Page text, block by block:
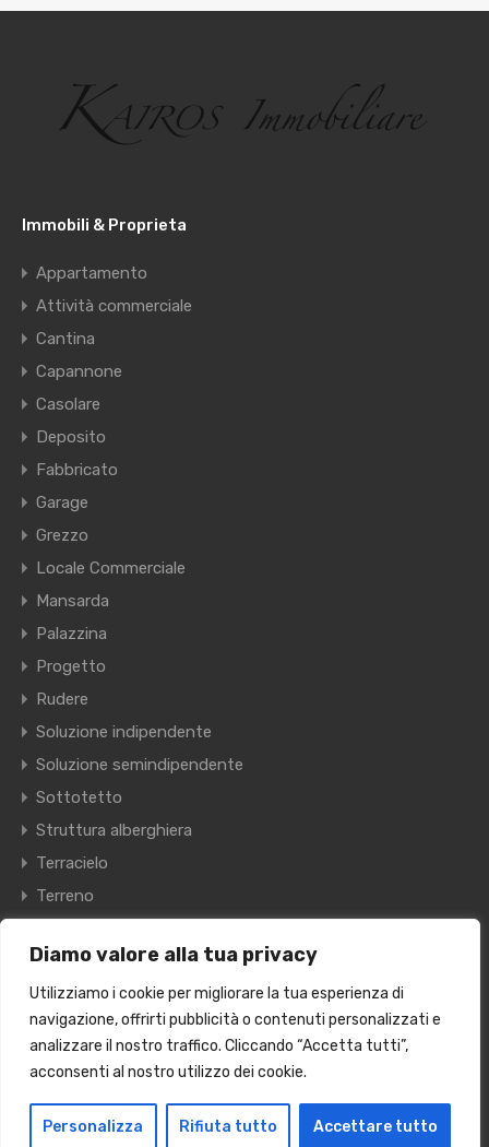
Diamo valore alla tua privacy
Utilizziamo i cookie per migliorare la tua esperienza di
navigazione, offrirti pubblicità o contenuti personalizzati e
analizzare il nostro traffico. Cliccando “Accetta tutti”,
acconsenti al nostro utilizzo dei cookie.
Personalizza Rifiuta tutto Accettare tutto
Immobili & Proprieta
Appartamento
Attività commerciale
Cantina
Capannone
Casolare
Deposito
Fabbricato
Garage
Grezzo
Locale Commerciale
Mansarda
Palazzina
Progetto
Rudere
Soluzione indipendente
Soluzione semindipendente
Sottotetto
Struttura alberghiera
Terracielo
Terreno
Villetta a schiera
© 2024 Kairos Immobiliare S.R.L. VIA RISORGIMENTO, 9 -